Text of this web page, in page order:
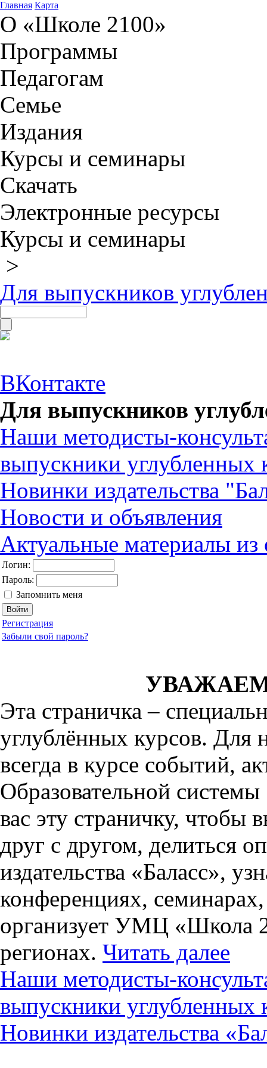
Главная Карта
О «Школе 2100»
Программы
Педагогам
Семье
Издания
Курсы и семинары
Скачать
Электронные ресурсы
Курсы и семинары
>
Для выпускников
ВКонтакте
Для выпускников
Наши методисты-
выпускники углубленных
Новинки издательства
Новости и объявления
Актуальные материалы
Логин:
Пароль:
Запомнить меня
Регистрация
Забыли свой пароль?
Эта страничка –
углублённых курсов. Для
всегда в курсе событий,
Образовательной
вас эту страничку, чтобы
друг с другом, делиться
издательства «Баласс»,
конференциях,
организует УМЦ «Школа
регионах. Читать далее
Наши методисты-
выпускники углубленных
Новинки издательства